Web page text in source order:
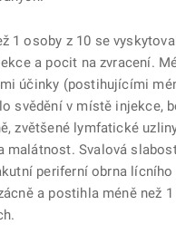
1 osoby z 10 se
a pocit na zvracení.
účinky (postihujícími
svědění v místě injekce,
zvětšené lymfatické
malátnost. Svalová
periferní obrna lícního
a postihla méně než